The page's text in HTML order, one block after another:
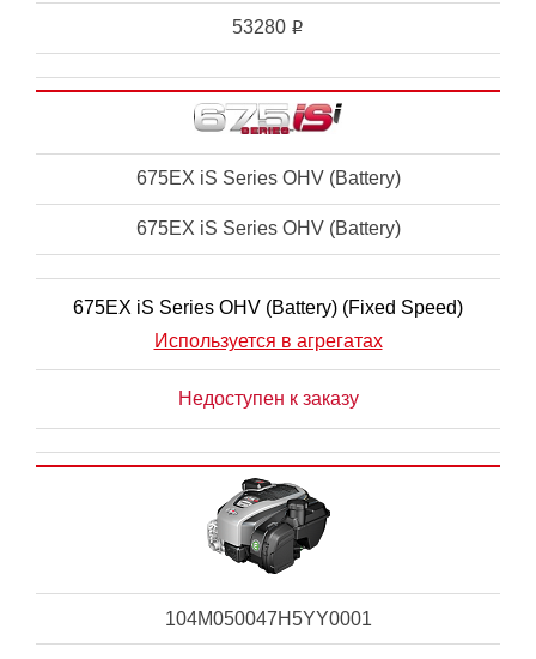
53280 i
675EX iS Series OHV (Battery)
675EX iS Series OHV (Battery)
675EX iS Series OHV (Battery) (Fixed Speed)
Используется в агрегатах
Недоступен к заказу
104M050047H5YY0001